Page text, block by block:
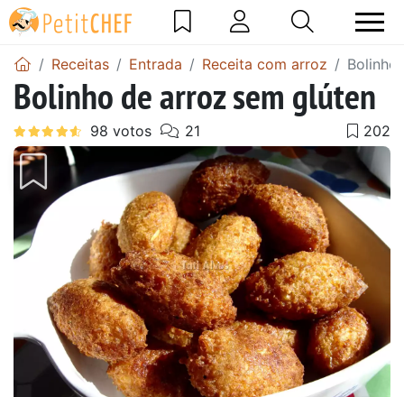
Receitas Entrada Receita com arroz Bolinho
Bolinho de arroz sem glúten
Anterior Next